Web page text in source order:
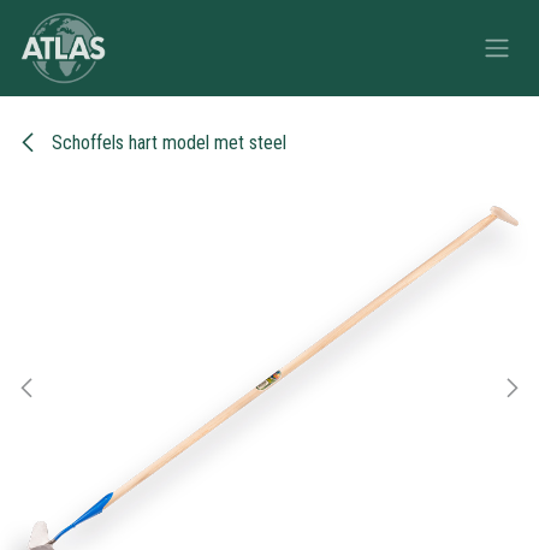
Overslaan naar inhoud
Schoffels hart model met steel